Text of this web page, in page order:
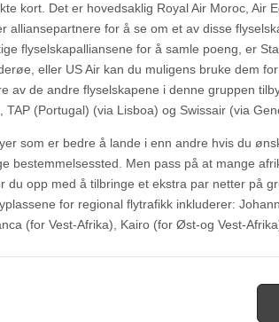
kort. Det er hovedsaklig Royal Air Moroc, Air
alliansepartnere for å se om et av disse
flyselskapalliansene for å samle poeng, er
eller US Air kan du muligens bruke dem
av de andre flyselskapene i denne gruppen
(Portugal) (via Lisboa) og Swissair (via
som er bedre å lande i enn andre hvis du
bestemmelsessted. Men pass på at mange
du opp med å tilbringe et ekstra par netter på
for regional flytrafikk inkluderer:
(for Vest-Afrika), Kairo (for Øst-og Vest-